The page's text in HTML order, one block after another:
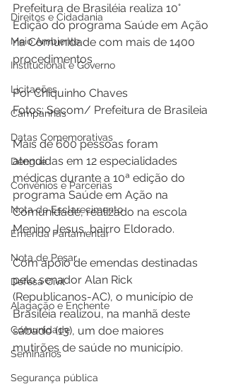
Direitos e Cidadania
Meio Ambiente
Institucional e Governo
Licitações
Campanhas
Datas Comemorativas
Dengue
Convênios e Parcerias
Nota de Esclarecimento
Emenda Parlamentar
Nota de Pesar
Defesa Civil
Alagação e Enchente
Comunidade
Seminários
Segurança pública
Prefeitura de Brasiléia realiza 10°
Edição do programa Saúde em Ação
na Comunidade com mais de 1400
procedimentos
Por Chiquinho Chaves
Fotos: Secom/ Prefeitura de Brasileia
Mais de 600 pessoas foram
atendidas em 12 especialidades
médicas durante a 10ª edição do
programa Saúde em Ação na
Comunidade, realizado na escola
Menino Jesus, bairro Eldorado.
Com apoio de emendas destinadas
pelo senador Alan Rick
(Republicanos-AC), o município de
Brasiléia realizou, na manhã deste
sábado (13), um doe maiores
mutirões de saúde no município.